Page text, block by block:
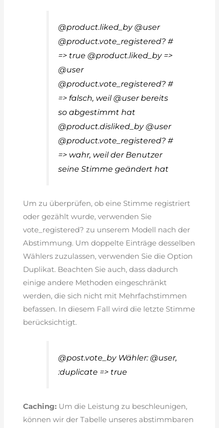
@product.liked_by @user
@product.vote_registered? #
=> true @product.liked_by =>
@user
@product.vote_registered? #
=> falsch, weil @user bereits
so abgestimmt hat
@product.disliked_by @user
@product.vote_registered? #
=> wahr, weil der Benutzer
seine Stimme geändert hat
Um zu überprüfen, ob eine Stimme registriert
oder gezählt wurde, verwenden Sie
vote_registered? zu unserem Modell nach der
Abstimmung. Um doppelte Einträge desselben
Wählers zuzulassen, verwenden Sie die Option
Duplikat. Beachten Sie auch, dass dadurch
einige andere Methoden eingeschränkt
werden, die sich nicht mit Mehrfachstimmen
befassen. In diesem Fall wird die letzte Stimme
berücksichtigt.
@post.vote_by Wähler: @user,
:duplicate => true
Caching: Um die Leistung zu beschleunigen,
können wir der Tabelle unseres abstimmbaren